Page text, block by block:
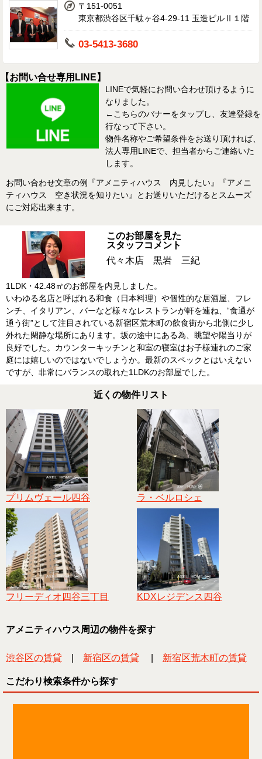
〒151-0051
東京都渋谷区千駄ヶ谷4-29-11 玉造ビルⅡ１階
03-5413-3680
【お問い合せ専用LINE】
LINEで気軽にお問い合わせ頂けるように
なりました。
←こちらのバナーをタップし、友達登録を
行なって下さい。
物件名称やご希望条件をお送り頂ければ、
法人専用LINEで、担当者からご連絡いた
します。
お問い合わせ文章の例『アメニティハウス 内見したい』『アメニ
ティハウス 空き状況を知りたい』とお送りいただけるとスムーズ
にご対応出来ます。
このお部屋を見た
スタッフコメント
代々木店 黒岩 三紀
1LDK・42.48㎡のお部屋を内見しました。
いわゆる名店と呼ばれる和食（日本料理）や個性的な居酒屋、フレ
ンチ、イタリアン、バーなど様々なレストランが軒を連ね、“食通が
通う街”として注目されている新宿区荒木町の飲食街から北側に少し
外れた閑静な場所にあります。坂の途中にある為、眺望や陽当りが
良好でした。カウンターキッチンと和室の寝室はお子様連れのご家
庭には嬉しいのではないでしょうか。最新のスペックとはいえない
ですが、非常にバランスの取れた1LDKのお部屋でした。
近くの物件リスト
プリムヴェール四谷 ラ・ベルロシェ
フリーディオ四谷三丁目 KDXレジデンス四谷
アメニティハウス周辺の物件を探す
渋谷区の賃貸 新宿区の賃貸 新宿区荒木町の賃貸
こだわり検索条件から探す